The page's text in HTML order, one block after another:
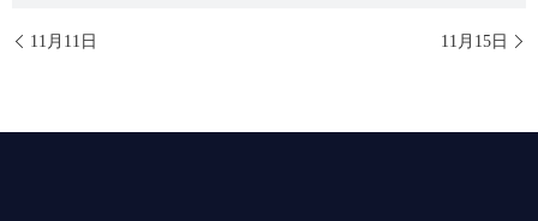
11月11日 11月15日